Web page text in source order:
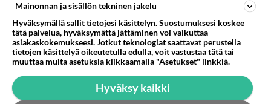
2 km on nykyään liian pitkä koulumatka
Hesarissa päivitellään lapset joutuu nyt kulkemaan 2 km kouluun jösses. Ruostefillarilla tuo matka menee vaikka miten äk
Miesten tuijotus
Mutta mies vain tuijottaa, siinä vaiheessa käännän itse pään pois. Mikä juttu? Yleensä jos joku tuijottaa tai katsoo, hä
Uusioperheen aikuiset lapset tyhjentää jääkaapin käydessään
Mainonnan ja sisällön tekninen jakelu
Hyväksymällä sallit tietojesi käsittelyn. Suostumuksesi koskee
tätä palvelua, hyväksymättä jättäminen voi vaikuttaa
asiakaskokemukseesi. Jotkut teknologiat saattavat perustella
tietojen käsittelyä oikeutetulla edulla, voit vastustaa tätä tai
muuttaa muita asetuksia klikkaamalla "Asetukset" linkkiä.
Hyväksy kaikki